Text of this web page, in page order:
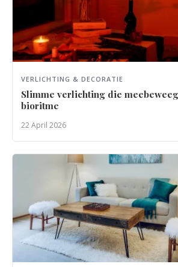
VERLICHTING & DECORATIE
Slimme verlichting die
bioritme
22 April 2026